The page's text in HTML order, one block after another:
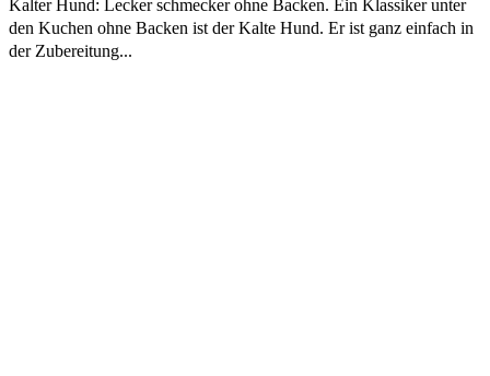
Kalter Hund: Lecker schmecker ohne Backen. Ein Klassiker unter
den Kuchen ohne Backen ist der Kalte Hund. Er ist ganz einfach in
der Zubereitung...